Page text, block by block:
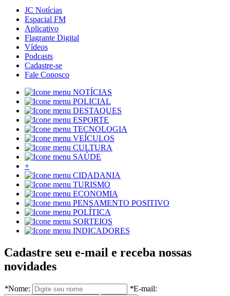
JC Notícias
Espacial FM
Aplicativo
Flagrante Digital
Vídeos
Podcasts
Cadastre-se
Fale Conosco
NOTÍCIAS
POLICIAL
DESTAQUES
ESPORTE
TECNOLOGIA
VEÍCULOS
CULTURA
SAÚDE
+
CIDADANIA
TURISMO
ECONOMIA
PENSAMENTO POSITIVO
POLÍTICA
SORTEIOS
INDICADORES
Cadastre seu e-mail e receba nossas
novidades
*Nome: *E-mail: